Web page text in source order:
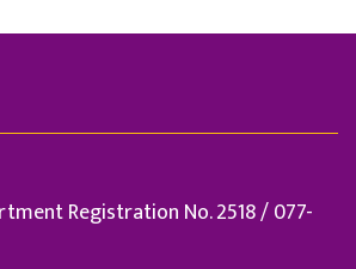
Registration No. 2518 / 077-